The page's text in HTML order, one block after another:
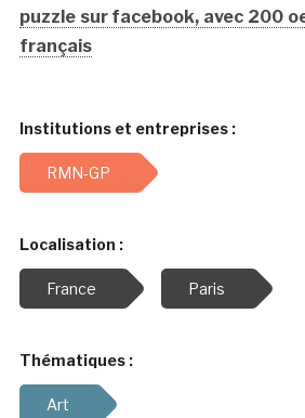
puzzle sur facebook, avec 200
français
Institutions et entreprises :
RMN-GP
Localisation :
France Paris
Thématiques :
Art